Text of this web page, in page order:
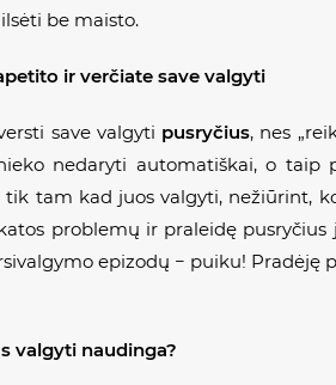
be maisto.
ir verčiate save valgyti
save valgyti pusryčius, nes
nedaryti automatiškai, o taip
tik tam kad juos valgyti, nežiūrint,
problemų ir praleidę
epizodų − puiku! Pradėję
valgyti naudinga?